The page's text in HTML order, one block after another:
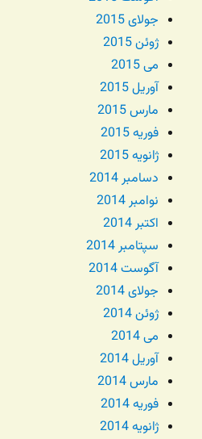
جولای 2015
ژوئن 2015
می 2015
آوریل 2015
مارس 2015
فوریه 2015
ژانویه 2015
دسامبر 2014
نوامبر 2014
اکتبر 2014
سپتامبر 2014
آگوست 2014
جولای 2014
ژوئن 2014
می 2014
آوریل 2014
مارس 2014
فوریه 2014
ژانویه 2014